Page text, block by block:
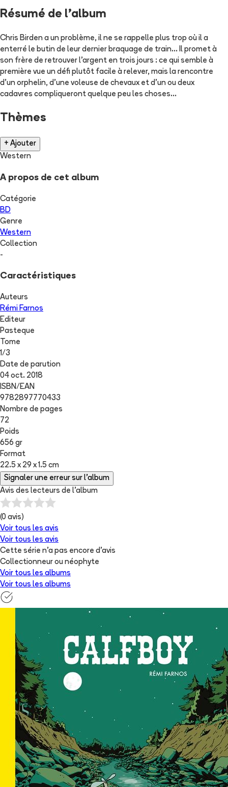
Résumé de l'album
Chris Birden a un problème, il ne se rappelle plus trop où il a
enterré le butin de leur dernier braquage de train... Il promet à
son frère de retrouver l'argent en trois jours : ce qui semble à
première vue un défi plutôt facile à relever, mais la rencontre
d'un orphelin, d'une voleuse de chevaux et d'un ou deux
cadavres compliqueront quelque peu les choses...
Thèmes
+ Ajouter
Western
A propos de cet album
Catégorie
BD
Genre
Western
Collection
-
Caractéristiques
Auteurs
Rémi Farnos
Editeur
Pasteque
Tome
1/3
Date de parution
04 oct. 2018
ISBN/EAN
9782897770433
Nombre de pages
72
Poids
656 gr
Format
22.5 x 29 x 1.5 cm
Signaler une erreur sur l'album
Avis des lecteurs de l'album
(0 avis)
Voir tous les avis
Voir tous les avis
Cette série n'a pas encore d'avis
Collectionneur ou néophyte
Voir tous les albums
Voir tous les albums